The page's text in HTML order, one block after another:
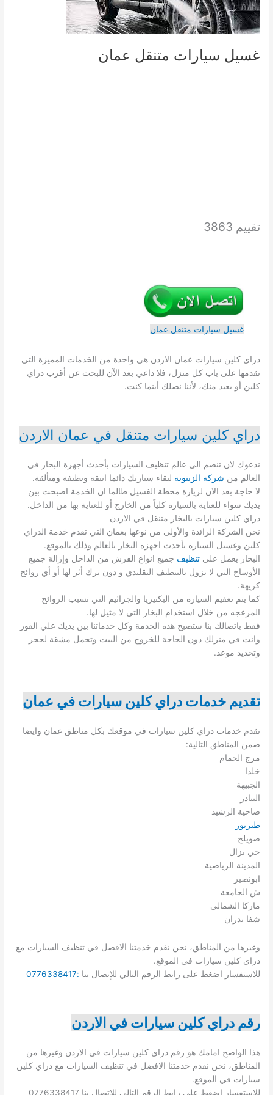
غسيل سيارات متنقل عمان
تقييم 3863
غسيل سيارات متنقل عمان
دراي كلين سيارات عمان الاردن هي واحدة من الخدمات المميزة التي
نقدمها على باب كل منزل، فلا داعي بعد الآن للبحث عن أقرب دراي
كلين أو بعيد منك، لأننا نصلك أينما كنت.
دراي كلين سيارات متنقل في عمان الاردن
ندعوك لان تنضم الى عالم تنظيف السيارات بأحدث أجهزة البخار في
العالم من شركة الزيتونة لبقاء سيارتك دائما انيقة ونظيفة ومتألقة.
لا حاجة بعد الان لزيارة محطة الغسيل طالما ان الخدمة اصبحت بين
يديك سواء للعناية بالسيارة كلياً من الخارج أو للعناية بها من الداخل.
دراي كلين سيارات بالبخار متنقل في الاردن
نحن الشركة الرائدة والأولى من نوعها بعمان التي تقدم خدمة الدراي
كلين وغسيل السيارة بأحدث اجهزه البخار بالعالم وذلك بالموقع.
البخار يعمل على تنظيف جميع انواع الفرش من الداخل وإزالة جميع
الأوساخ التي لا تزول بالتنظيف التقليدي و دون ترك أثر لها أو أي روائح
كريهة.
كما يتم تعقيم السياره من البكتيريا والجراثيم التي تسبب الروائح
المزعجه من خلال استخدام البخار التي لا مثيل لها.
فقط باتصالك بنا ستصبح هذه الخدمة وكل خدماتنا بين يديك علي الفور
وانت في منزلك دون الحاجة للخروج من البيت وتحمل مشقة لحجز
وتحديد موعد.
تقديم خدمات دراي كلين سيارات في عمان
نقدم خدمات دراي كلين سيارات في موقعك بكل مناطق عمان وايضا
ضمن المناطق التالية:
مرج الحمام
خلدا
الجبيهة
البيادر
ضاحية الرشيد
طبربور
صويلح
حي نزال
المدينة الرياضية
ابونصير
ش الجامعة
ماركا الشمالي
شفا بدران
وغيرها من المناطق، نحن نقدم خدمتنا الافضل في تنظيف السيارات مع
دراي كلين سيارات في الموقع.
للاستفسار اضغط على رابط الرقم التالي للإتصال بنا :
0776338417
رقم دراي كلين سيارات في الاردن
هذا الواضح امامك هو رقم دراي كلين سيارات في الاردن وغيرها من
المناطق، نحن نقدم خدمتنا الافضل في تنظيف السيارات مع دراي كلين
سيارات في الموقع.
للاستفسار اضغط على رابط الرقم التالي للإتصال بنا 0776338417